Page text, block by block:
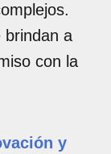
brindan a
con la
y